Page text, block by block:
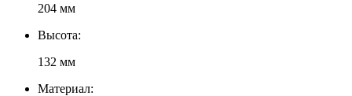
204 мм
Высота:
132 мм
Материал: